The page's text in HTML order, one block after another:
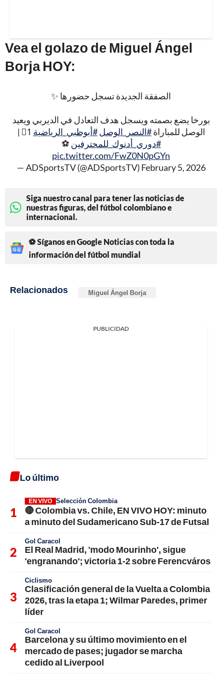
Vea el golazo de Miguel Ángel
Borja HOY:
الصفقة الجديدة تسجل حضورها ✨
بورخا يضع بصمته ويسجل هدف التعادل في الديربي ويعيد
الوصل للمباراة#النصر_الوصل #أبوظبي_الرياضية
#دوري_أدنوك_للمحترفين ⚽️
pic.twitter.com/FwZ0N0pGYn
— ADSportsTV (@ADSportsTV) February 5, 2026
Siga nuestro canal para tener las noticias de
nuestras figuras, del fútbol colombiano e
internacional.
⚽ Síganos en Google Noticias con toda la
información del fútbol mundial
Relacionados Miguel Ángel Borja
PUBLICIDAD
Lo último
EN VIVO Selección Colombia
🔴 Colombia vs. Chile, EN VIVO HOY: minuto
a minuto del Sudamericano Sub-17 de Futsal
Gol Caracol
El Real Madrid, 'modo Mourinho', sigue
'engranando'; victoria 1-2 sobre Ferencváros
Ciclismo
Clasificación general de la Vuelta a Colombia
2026, tras la etapa 1; Wilmar Paredes, primer
líder
Gol Caracol
Barcelona y su último movimiento en el
mercado de pases; jugador se marcha
cedido al Liverpool